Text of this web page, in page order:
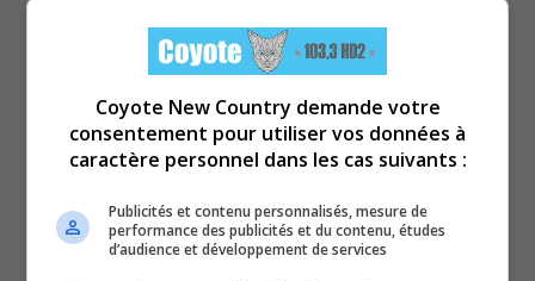
Coyote New Country demande votre
consentement pour utiliser vos données à
caractère personnel dans les cas suivants :
Publicités et contenu personnalisés, mesure de
performance des publicités et du contenu, études
d’audience et développement de services